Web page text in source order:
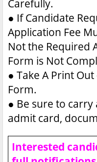
Carefully.
● If Candidate
Application Fee
Not the Required
Form is Not
● Take A Print
Form.
● Be sure to
admit card,
Interested